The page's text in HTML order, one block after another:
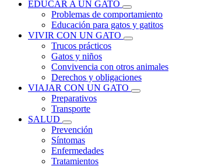
EDUCAR A UN GATO
Problemas de comportamiento
Educación para gatos y gatitos
VIVIR CON UN GATO
Trucos prácticos
Gatos y niños
Convivencia con otros animales
Derechos y obligaciones
VIAJAR CON UN GATO
Preparativos
Transporte
SALUD
Prevención
Síntomas
Enfermedades
Tratamientos